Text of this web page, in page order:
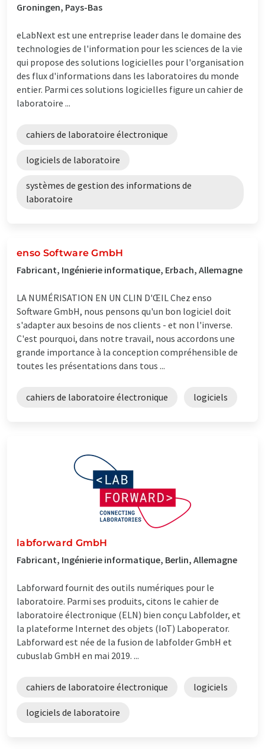
Groningen, Pays-Bas
eLabNext est une entreprise leader dans le domaine des
technologies de l'information pour les sciences de la vie
qui propose des solutions logicielles pour l'organisation
des flux d'informations dans les laboratoires du monde
entier. Parmi ces solutions logicielles figure un cahier de
laboratoire ...
cahiers de laboratoire électronique
logiciels de laboratoire
systèmes de gestion des informations de
laboratoire
enso Software GmbH
Fabricant, Ingénierie informatique, Erbach, Allemagne
LA NUMÉRISATION EN UN CLIN D'ŒIL Chez enso
Software GmbH, nous pensons qu'un bon logiciel doit
s'adapter aux besoins de nos clients - et non l'inverse.
C'est pourquoi, dans notre travail, nous accordons une
grande importance à la conception compréhensible de
toutes les présentations dans tous ...
cahiers de laboratoire électronique logiciels
labforward GmbH
Fabricant, Ingénierie informatique, Berlin, Allemagne
Labforward fournit des outils numériques pour le
laboratoire. Parmi ses produits, citons le cahier de
laboratoire électronique (ELN) bien conçu Labfolder, et
la plateforme Internet des objets (IoT) Laboperator.
Labforward est née de la fusion de labfolder GmbH et
cubuslab GmbH en mai 2019. ...
cahiers de laboratoire électronique logiciels
logiciels de laboratoire